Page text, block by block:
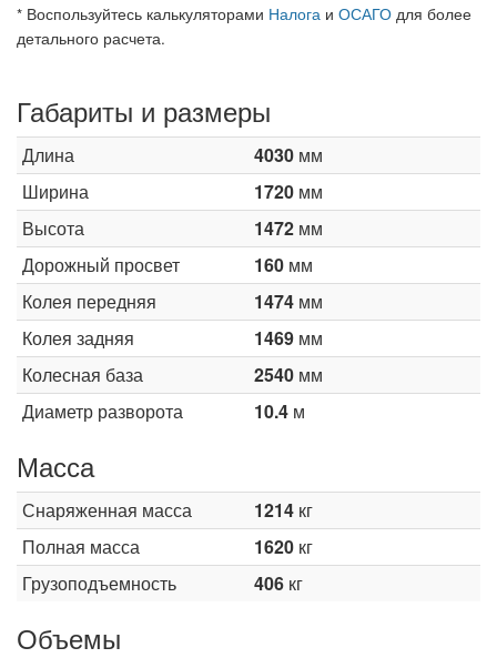
* Воспользуйтесь калькуляторами Налога и ОСАГО для более
детального расчета.
Габариты и размеры
Длина 4030 мм
Ширина
1720 мм
Высота
1472 мм
Дорожный просвет
160 мм
Колея передняя
1474 мм
Колея задняя
1469 мм
Колесная база
2540 мм
Диаметр разворота
10.4 м
Масса
Снаряженная масса 1214 кг
Полная масса
1620 кг
Грузоподъемность
406 кг
Объемы